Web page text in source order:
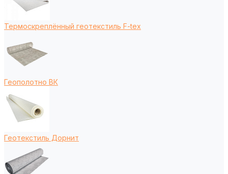
Термоскреплённый геотекстиль F-tex
Геополотно ВК
Геотекстиль Дорнит